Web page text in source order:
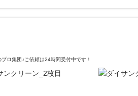
ロ集団♪ご依頼は24時間受付中です！